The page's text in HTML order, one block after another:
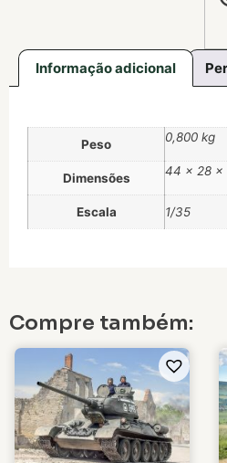
Informação adicional
Peso 0,800 kg
Dimensões 44 × 28 ×
Escala 1/35
Compre também: